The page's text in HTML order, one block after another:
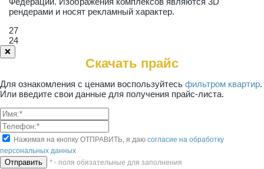
рендерами и носят рекламный характер.
27
24
❌
Скачать прайс
Для ознакомления с ценами воспользуйтесь фильтром квартир.
Или введите свои данные для получения прайс-листа.
Нажимая на кнопку ОТПРАВИТЬ, я даю согласие на обработку
персональных данных
* - поля обязательные для заполнения